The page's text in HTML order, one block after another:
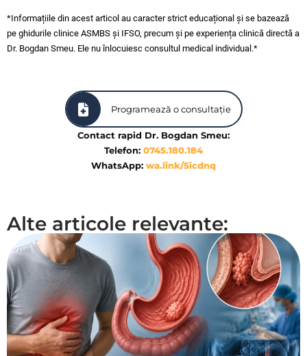
*Informațiile din acest articol au caracter strict educațional și se bazează
pe ghidurile clinice ASMBS și IFSO, precum și pe experiența clinică directă a
Dr. Bogdan Smeu. Ele nu înlocuiesc consultul medical individual.*
Programează o consultație
Contact rapid Dr. Bogdan Smeu:
Telefon: 0745.180.184
WhatsApp: wa.link/5icdnq
Alte articole relevante: